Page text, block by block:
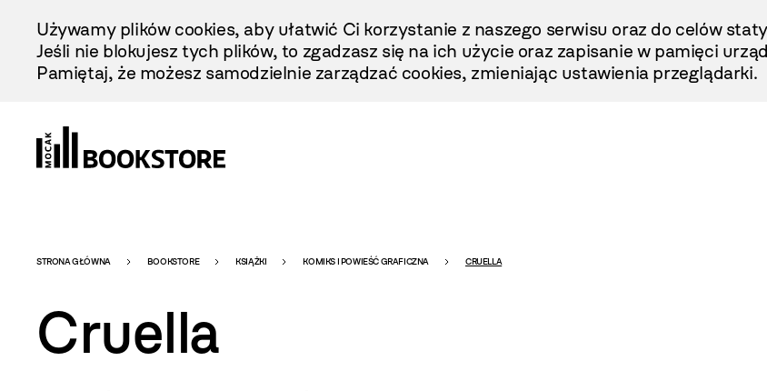
Treści
Używamy plików cookies, aby ułatwić Ci korzystanie z naszego serwisu oraz do celów
Jeśli nie blokujesz tych plików, to zgadzasz się na ich użycie oraz zapisanie w pamięci
Pamiętaj, że możesz samodzielnie zarządzać cookies, zmieniając ustawienia przeglądarki.
Bookstore
-
STRONA GŁÓWNA BOOKSTORE KSIĄŻKI KOMIKS I POWIEŚĆ GRAFICZNA CRUELLA
Cruella